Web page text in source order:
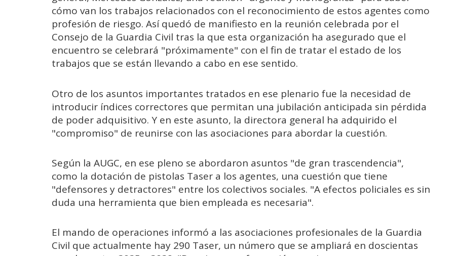
cómo van los trabajos relacionados con el reconocimiento de estos agentes como
profesión de riesgo. Así quedó de manifiesto en la reunión celebrada por el
Consejo de la Guardia Civil tras la que esta organización ha asegurado que el
encuentro se celebrará "próximamente" con el fin de tratar el estado de los
trabajos que se están llevando a cabo en ese sentido.
Otro de los asuntos importantes tratados en ese plenario fue la necesidad de
introducir índices correctores que permitan una jubilación anticipada sin pérdida
de poder adquisitivo. Y en este asunto, la directora general ha adquirido el
"compromiso" de reunirse con las asociaciones para abordar la cuestión.
Según la AUGC, en ese pleno se abordaron asuntos "de gran trascendencia",
como la dotación de pistolas Taser a los agentes, una cuestión que tiene
"defensores y detractores" entre los colectivos sociales. "A efectos policiales es sin
duda una herramienta que bien empleada es necesaria".
El mando de operaciones informó a las asociaciones profesionales de la Guardia
Civil que actualmente hay 290 Taser, un número que se ampliará en doscientas